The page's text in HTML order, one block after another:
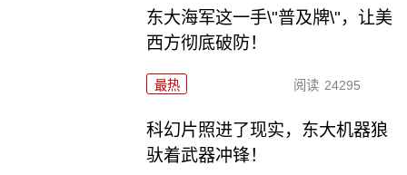
东大海军这一手\"普及牌\"，让美
西方彻底破防！
最热 阅读 24295
科幻片照进了现实，东大机器狼
驮着武器冲锋！